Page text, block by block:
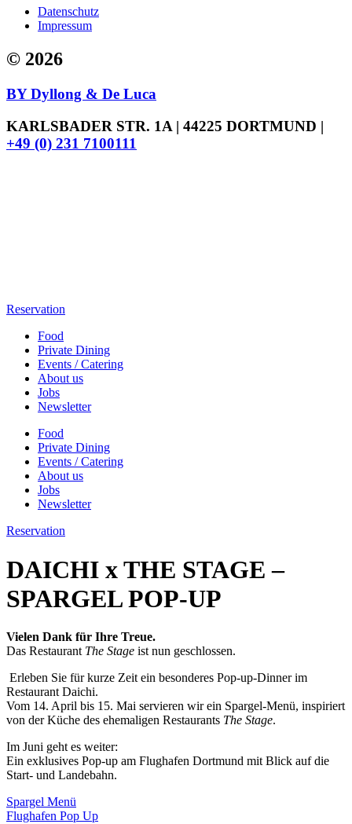
Datenschutz
Impressum
© 2026
BY Dyllong & De Luca
KARLSBADER STR. 1A | 44225 DORTMUND |
+49 (0) 231 7100111
Reservation
Food
Private Dining
Events / Catering
About us
Jobs
Newsletter
Food
Private Dining
Events / Catering
About us
Jobs
Newsletter
Reservation
DAICHI x THE STAGE –
SPARGEL POP-UP
Vielen Dank für Ihre Treue.
Das Restaurant The Stage ist nun geschlossen.
Erleben Sie für kurze Zeit ein besonderes Pop-up-Dinner im
Restaurant Daichi.
Vom 14. April bis 15. Mai servieren wir ein Spargel-Menü, inspiriert
von der Küche des ehemaligen Restaurants The Stage.
Im Juni geht es weiter:
Ein exklusives Pop-up am Flughafen Dortmund mit Blick auf die
Start- und Landebahn.
Spargel Menü
Flughafen Pop Up